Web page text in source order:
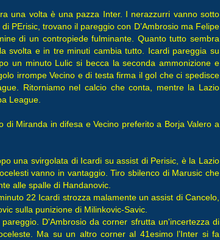
una volta è una pazza Inter. I nerazzurri vanno sotto
PErisic, trovano il pareggio con D’Ambrosio ma Felipe
di un contropiede fulminante. Quanto tutto sembra
svolta e in tre minuti cambia tutto. Icardi pareggia su
un minuto Lulic si becca la seconda ammonizione e
irrompe Vecino e di testa firma il gol che ci spedisce
Ritorniamo nel calcio che conta, mentre la Lazio
League.
Miranda in difesa e Vecino preferito a Borja Valero a
una svirgolata di Icardi su assist di Perisic, è la Lazio
vanno in vantaggio. Tiro sbilenco di Marusic che
alle spalle di Handanovic.
22 Icardi strozza malamente un assist di Cancelo,
sulla punizione di Milinkovic-Savic.
D'Ambrosio da corner sfrutta un'incertezza di
Ma su un altro corner al 41esimo l’Inter si fa